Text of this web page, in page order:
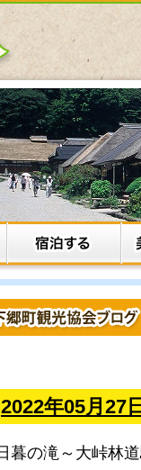
2022年05月27
暮の滝～大峠林